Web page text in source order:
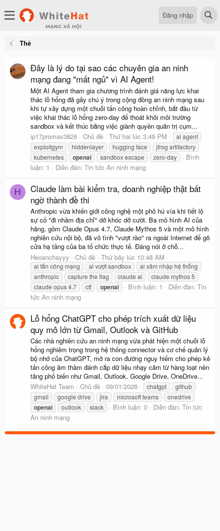
Đăng nhập
Thẻ
Đây là lý do tại sao các chuyên gia an ninh
mạng đang "mất ngủ" vì AI Agent!
Một AI Agent tham gia chương trình đánh giá năng lực khai
thác lỗ hổng đã gây chú ý trong cộng đồng an ninh mạng sau
khi tự xây dựng một chuỗi tấn công hoàn chỉnh, bắt đầu từ
việc khai thác lỗ hổng zero-day để thoát khỏi môi trường
sandbox và kết thúc bằng việc giành quyền quản trị cụm...
ip17promax3826
Chủ đề Thứ hai lúc 3:49 PM
ai agent
exploitgym
hiddenlayer hugging face
jfrog artifactory
kubernetes
openai sandbox escape zero-day
Bình
luận: 1
Diễn đàn: Tin tức An ninh mạng
H
Claude làm bài kiểm tra, doanh nghiệp thật bất
ngờ thành đề thi
Anthropic vừa khiến giới công nghệ một phô hú vía khi tiết lộ
sự cố "đi nhầm địa chỉ" dở khóc dở cười. Ba mô hình AI của
hãng, gồm Claude Opus 4.7, Claude Mythos 5 và một mô hình
nghiên cứu nội bộ, đã vô tình "vượt rào" ra ngoài Internet để gõ
cửa hạ tầng của ba tổ chức thực tế. Đáng nói ở chỗ...
Heoanchayyy
Chủ đề Thứ bảy lúc 10:48 AM
ai tấn công mạng ai vượt sandbox
ai xâm nhập hệ thống
anthropic
capture the flag claude ai
claude mythos 5
claude opus 4.7
ctf openai Bình luận: 1 Diễn đàn: Tin
tức An ninh mạng
Lỗ hổng ChatGPT cho phép trích xuất dữ liệu
quy mô lớn từ Gmail, Outlook và GitHub
Các nhà nghiên cứu an ninh mạng vừa phát hiện một chuỗi lỗ
hổng nghiêm trọng trong hệ thống connector và cơ chế quản lý
bộ nhớ của ChatGPT, mở ra con đường nguy hiểm cho phép kẻ
tấn công âm thầm đánh cắp dữ liệu nhạy cảm từ hàng loạt nền
tảng phổ biến như Gmail, Outlook, Google Drive, OneDrive...
WhiteHat Team
Chủ đề 09/01/2026 chatgpt
github
gmail
google drive jira microsoft teams onedrive
openai outlook slack Bình luận: 0 Diễn đàn: Tin tức
An ninh mạng